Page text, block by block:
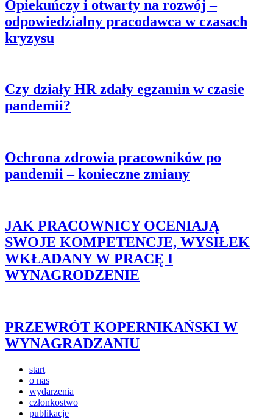
Opiekuńczy i otwarty na rozwój –
odpowiedzialny pracodawca w czasach
kryzysu
Czy działy HR zdały egzamin w czasie
pandemii?
Ochrona zdrowia pracowników po
pandemii – konieczne zmiany
JAK PRACOWNICY OCENIAJĄ
SWOJE KOMPETENCJE, WYSIŁEK
WKŁADANY W PRACĘ I
WYNAGRODZENIE
PRZEWRÓT KOPERNIKAŃSKI W
WYNAGRADZANIU
start
o nas
wydarzenia
członkostwo
publikacje